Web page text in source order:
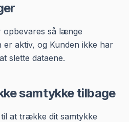
opbevares så længe
er aktiv, og Kunden ikke har
slette dataene.
samtykke tilbage
at trække dit samtykke